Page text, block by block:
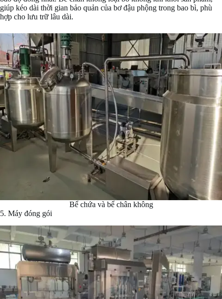
giúp kéo dài thời gian bảo quản của bơ đậu phộng trong bao bì, phù
hợp cho lưu trữ lâu dài.
Bể chứa và bể chân không
5. Máy đóng gói